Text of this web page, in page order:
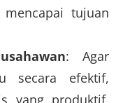
tujuan
: Agar
secara efektif,
yang produktif,